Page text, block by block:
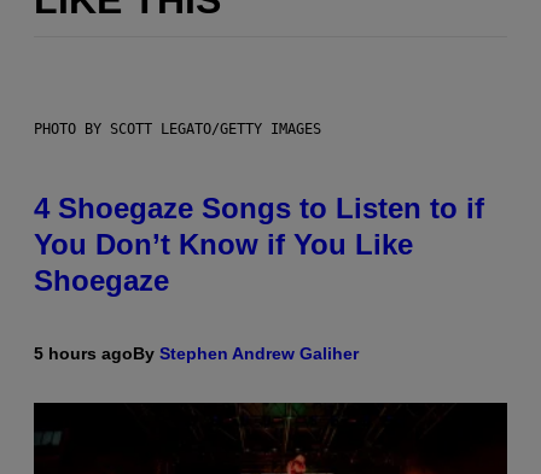
PHOTO BY SCOTT LEGATO/GETTY IMAGES
4 Shoegaze Songs to Listen to if
You Don’t Know if You Like
Shoegaze
5 hours agoBy Stephen Andrew Galiher